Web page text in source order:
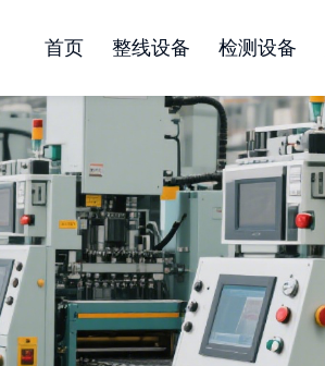
首页 整线设备 检测设备